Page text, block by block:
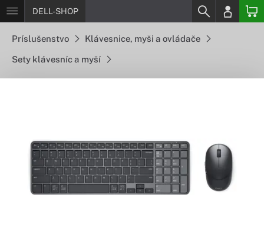
DELL-SHOP
Príslušenstvo Klávesnice, myši a ovládače
Sety klávesníc a myší